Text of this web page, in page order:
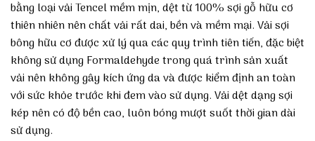
bằng loại vải Tencel mềm mịn, dệt từ 100% sợi gỗ hữu cơ
thiên nhiên nên chất vải rất dai, bền và mềm mại. Vải sợi
bông hữu cơ được xử lý qua các quy trình tiên tiến, đặc biệt
không sử dụng Formaldehyde trong quá trình sản xuất
vải nên không gây kích ứng da và được kiểm định an toàn
với sức khỏe trước khi đem vào sử dụng. Vải dệt dạng sợi
kép nên có độ bền cao, luôn bóng mượt suốt thời gian dài
sử dụng.